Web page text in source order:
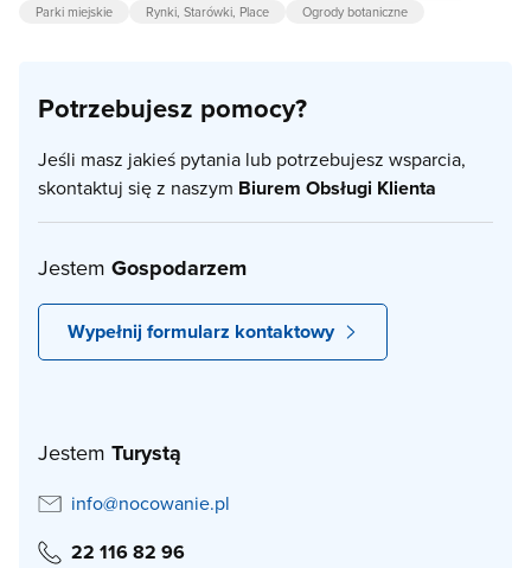
Parki miejskie
Rynki, Starówki, Place Ogrody botaniczne
Potrzebujesz pomocy?
Jeśli masz jakieś pytania lub potrzebujesz wsparcia,
skontaktuj się z naszym Biurem Obsługi Klienta
Jestem Gospodarzem
Wypełnij formularz kontaktowy
Jestem Turystą
info@nocowanie.pl
22 116 82 96